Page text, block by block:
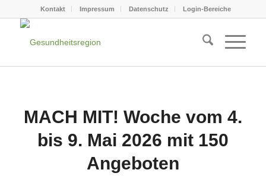
Kontakt Impressum Datenschutz Login-Bereiche
MACH MIT! Woche vom 4.
bis 9. Mai 2026 mit 150
Angeboten